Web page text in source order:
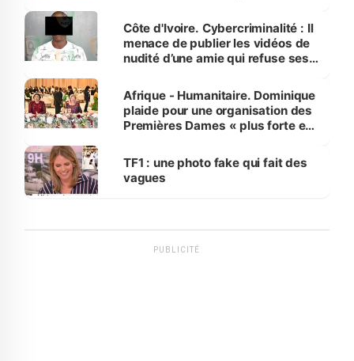
des Transports
Côte d'Ivoire. Cybercriminalité : Il
menace de publier les vidéos de
nudité d’une amie qui refuse ses
Afrique - Humanitaire. Dominique
plaide pour une organisation des
Premières Dames « plus forte et
sur la scène internationale »
TF1 : une photo fake qui fait des
vagues
PUBLICITÉ